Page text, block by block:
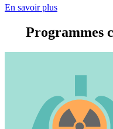
En savoir plus
Programmes